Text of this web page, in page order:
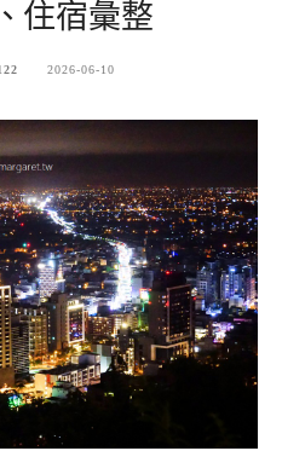
住宿彙整
2026-06-10